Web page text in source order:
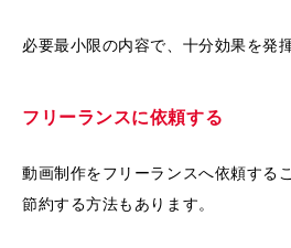
必要最小限の内容で、十分効果を発
フリーランスに依頼する
動画制作をフリーランスへ依頼する
節約する方法もあります。